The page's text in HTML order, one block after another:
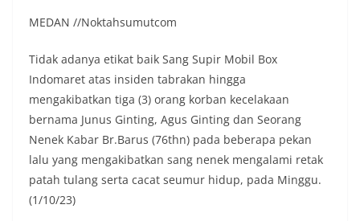
MEDAN //Noktahsumutcom
Tidak adanya etikat baik Sang Supir Mobil Box
Indomaret atas insiden tabrakan hingga
mengakibatkan tiga (3) orang korban kecelakaan
bernama Junus Ginting, Agus Ginting dan Seorang
Nenek Kabar Br.Barus (76thn) pada beberapa pekan
lalu yang mengakibatkan sang nenek mengalami retak
patah tulang serta cacat seumur hidup, pada Minggu.
(1/10/23)